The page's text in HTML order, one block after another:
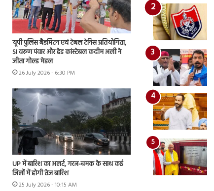
यूपी पुलिस बैडमिंटन एवं टेबल टेनिस प्रतियोगिता,
SI वरुण पंवार और हेड कांस्टेबल कदीम अली ने
जीता गोल्ड मेडल
26 July 2026 - 6:30 PM
UP में बारिश का अलर्ट, गरज-चमक के साथ कई
जिलों में होगी तेज बारिश
25 July 2026 - 10:15 AM